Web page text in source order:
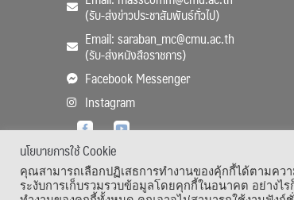
(รับ-ส่งข่าวประชาสัมพันธ์ทั่วไป)
Email: saraban_mc@cmu.ac.th
(รับ-ส่งหนังสือราชการ)
Facebook Messenger
Instagram
นโยบายการใช้ Cookie
คุณสามารถเลือกปฏิเสธการทำงานของคุ้กกี้ได้ตามคว
ระงับการเก็บรวมรวบข้อมูลโดยคุกกี้ในอนาคต อย่าง